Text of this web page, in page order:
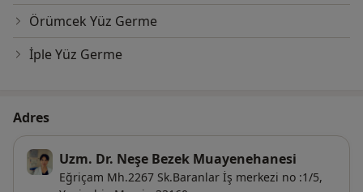
Örümcek Yüz Germe
İple Yüz Germe
Adres
Uzm. Dr. Neşe Bezek Muayenehanesi
Eğriçam Mh.2267 Sk.Baranlar İş merkezi no :1/5,